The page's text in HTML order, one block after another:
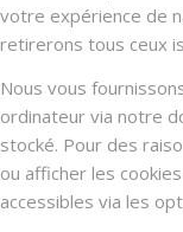
votre expérience de
retirerons tous ceux
Nous vous
ordinateur via notre
stocké. Pour des
ou afficher les
accessibles via les